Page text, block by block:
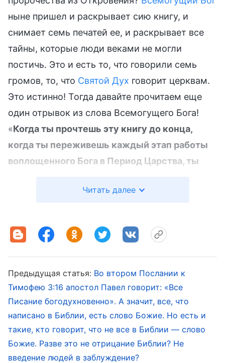
ныне пришел и раскрывает сию книгу, и
снимает семь печатей ее, и раскрывает все
тайны, которые люди веками не могли
постичь. Это и есть то, что говорили семь
громов, то, что Святой Дух говорит церквам.
Это истинно! Тогда давайте прочитаем еще
один отрывок из слова Всемогущего Бога!
«Когда ты прочтешь эту книгу до конца,
когда ты переживешь каждый этап работы
воплощенного Бога в Период Царства, ты
наконец-то осуществились. Ты ощутишь,
лицом к лицу; только теперь ты созерцал
Его лик, услышал Его собственные речения,
проникся мудростью Его труда и по-
настоящему ощутил, насколько Он реален и
всемогущ. Ты почувствуешь, что обрел
много такого, чего люди в прошлые времена
никогда не видели или не имели. В этот
момент ты ясно осознаешь, что значит
верить в Бога, и что значит соответствовать
Читать далее
Предыдущая статья: Во втором Послании к
Тимофею 3:16 апостол Павел говорит: «Все
Писание богодухновенно». А значит, все, что
написано в Библии, есть слово Божие. Но есть и
такие, кто говорит, что не все в Библии — слово
Божие. Разве это не отрицание Библии? Не
введение людей в заблуждение?